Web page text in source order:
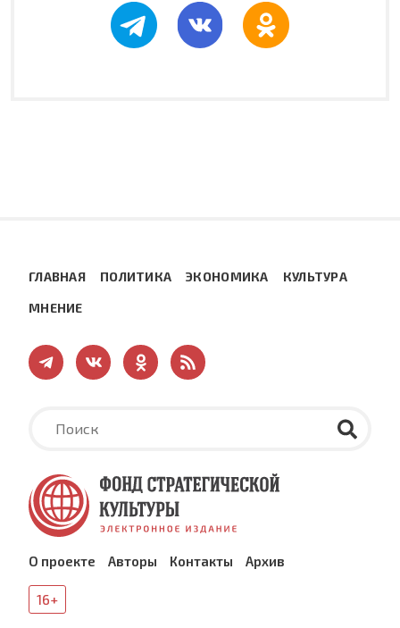
ГЛАВНАЯ ПОЛИТИКА ЭКОНОМИКА КУЛЬТУРА
МНЕНИЕ
О проекте Авторы Контакты Архив
16+